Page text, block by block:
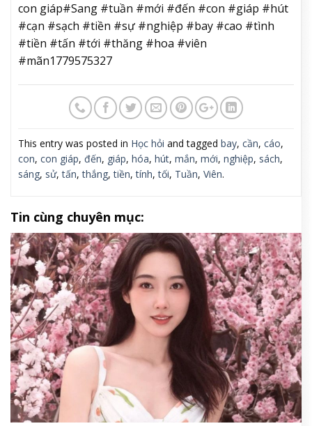
con giáp#Sang #tuần #mới #đến #con #giáp #hút
#cạn #sạch #tiền #sự #nghiệp #bay #cao #tình
#tiền #tấn #tới #thăng #hoa #viên
#mãn1779575327
This entry was posted in Học hỏi and tagged bay, cần, cáo,
con, con giáp, đến, giáp, hóa, hút, mắn, mới, nghiệp, sách,
sáng, sử,tấn,thắng,tiền,tính,tối, Tuần, Viên.
Tin cùng chuyên mục: